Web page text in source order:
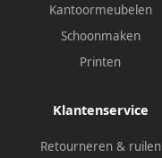
Kantoormeubelen
Schoonmaken
Printen
Klantenservice
Retourneren & ruilen